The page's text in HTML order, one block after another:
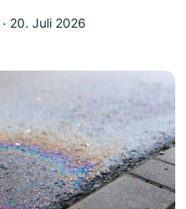
‧ 20. Juli 2026